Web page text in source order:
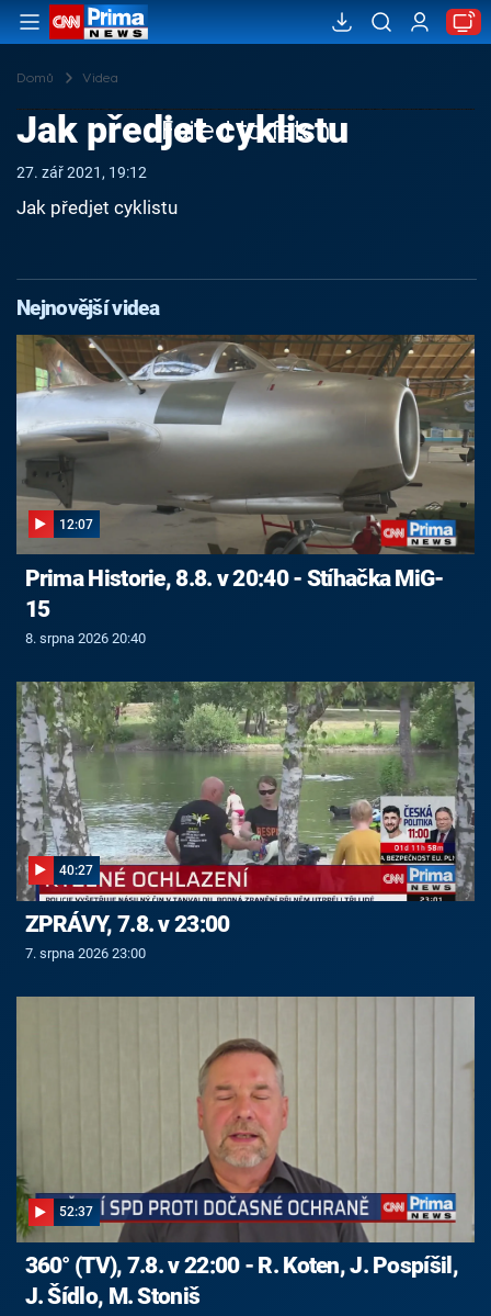
Domů Videa
Failed to fetch
Jak předjet cyklistu
27. zář 2021, 19:12
Jak předjet cyklistu
Nejnovější videa
12:07
Prima Historie, 8.8. v 20:40 - Stíhačka MiG-
15
8. srpna 2026 20:40
40:27
ZPRÁVY, 7.8. v 23:00
7. srpna 2026 23:00
52:37
360° (TV), 7.8. v 22:00 - R. Koten, J. Pospíšil,
J. Šídlo, M. Stoniš